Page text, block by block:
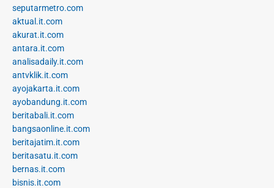
seputarmetro.com
aktual.it.com
akurat.it.com
antara.it.com
analisadaily.it.com
antvklik.it.com
ayojakarta.it.com
ayobandung.it.com
beritabali.it.com
bangsaonline.it.com
beritajatim.it.com
beritasatu.it.com
bernas.it.com
bisnis.it.com